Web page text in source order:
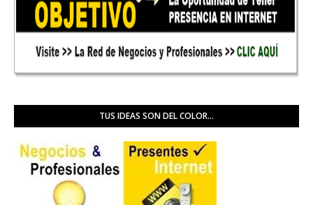
TUS IDEAS SON DEL COLOR...